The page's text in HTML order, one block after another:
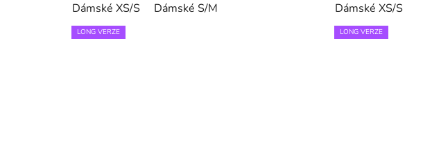
Dámské XS/S Dámské S/M Dámské XS/S
LONG VERZE LONG VERZE